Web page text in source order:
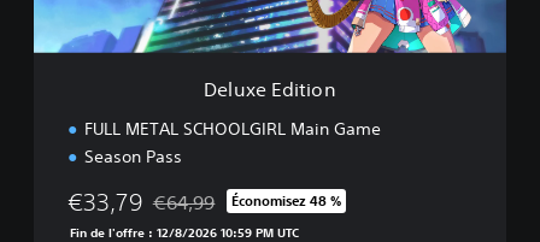
t
o
Deluxe Edition
FULL METAL SCHOOLGIRL Main Game
Season Pass
€33,79 Remise par rapport au prix d'origine de €64,99
€64,99 Économisez 48 %
Fin de l'offre : 12/8/2026 10:59 PM UTC